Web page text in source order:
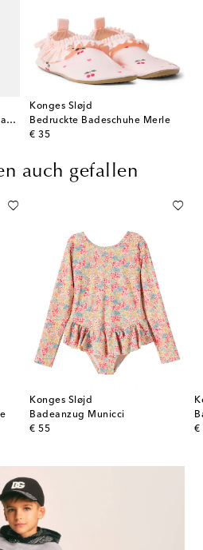
Bedruckter Rashguard-Badeanzug Merle
Konges Sløjd
Bedruckte Badeschuhe Merle
€ 35
original price
auch gefallen
Konges Sløjd
Badeanzug Municci
€ 55
original price
€